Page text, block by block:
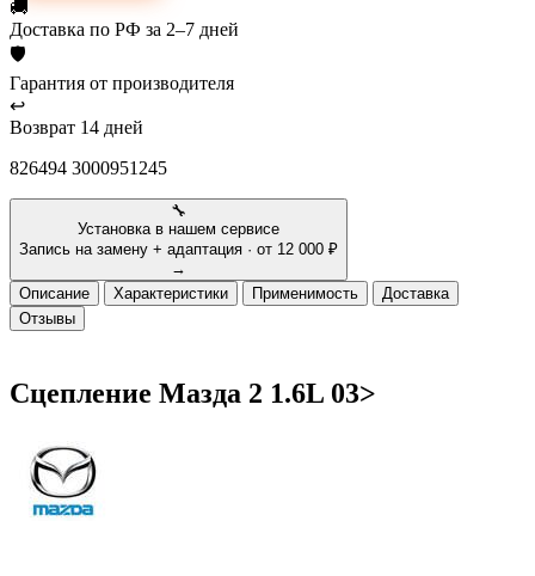
🚚
Доставка по РФ за 2–7 дней
🛡
Гарантия от производителя
↩
Возврат 14 дней
826494 3000951245
🔧
Установка в нашем сервисе
Запись на замену + адаптация · от 12 000 ₽
→
Описание
Характеристики Применимость
Доставка
Отзывы
Сцепление Мазда 2 1.6L 03>